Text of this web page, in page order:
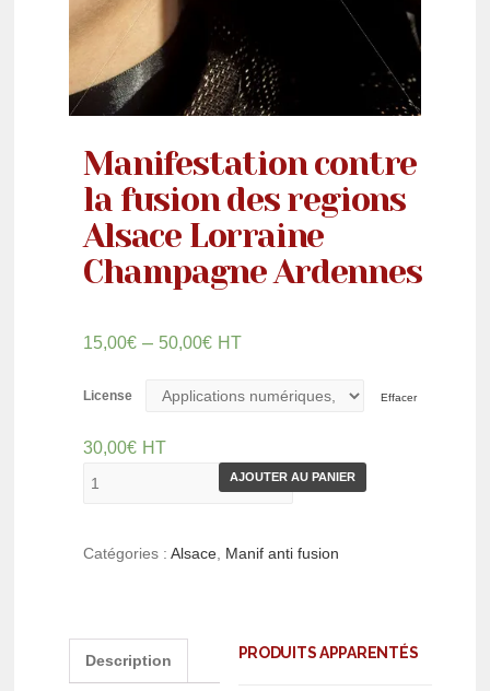
Manifestation contre
la fusion des regions
Alsace Lorraine
Champagne Ardennes
15,00€ – 50,00€ HT
License Effacer
30,00€ HT
AJOUTER AU PANIER
Catégories :Alsace Manif anti fusion
Description PRODUITS APPARENTÉS